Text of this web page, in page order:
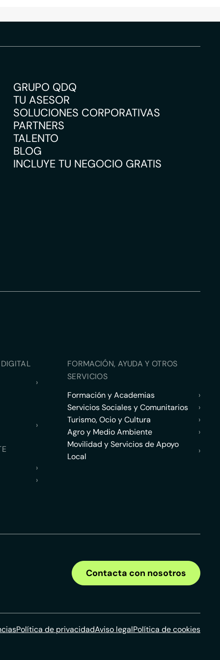
GRUPO QDQ
TU ASESOR
SOLUCIONES CORPORATIVAS
PARTNERS
TALENTO
BLOG
INCLUYE TU NEGOCIO GRATIS
›
›
›
›
FORMACIÓN, AYUDA Y OTROS
SERVICIOS
Formación y Academias
›
Servicios Sociales y Comunitarios
›
Turismo, Ocio y Cultura
›
Agro y Medio Ambiente
›
Movilidad y Servicios de Apoyo
Local
›
Contacta con nosotros
Política de privacidadAviso legalPolítica de cookies